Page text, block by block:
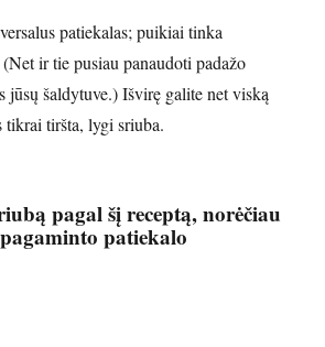
patiekalas; puikiai tinka
ir tie pusiau panaudoti padažo
jūsų šaldytuve.) Išvirę galite net viską
tikrai tiršta, lygi sriuba.
pagal šį receptą, norėčiau
patiekalo